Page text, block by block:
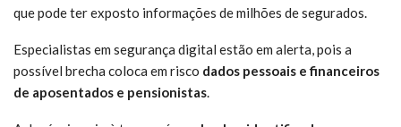
que pode ter exposto informações de milhões de segurados.
Especialistas em segurança digital estão em alerta, pois a
possível brecha coloca em risco dados pessoais e financeiros
de aposentados e pensionistas.